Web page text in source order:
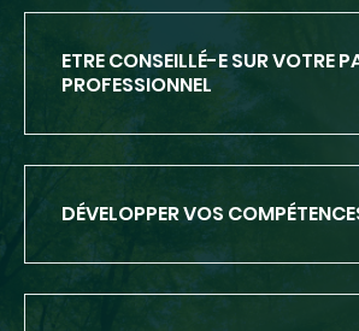
ETRE CONSEILLÉ-E SUR VOTRE
PROFESSIONNEL
ETRE
SUR
VOTRE
PROFESSIONNEL
DÉVELOPPER VOS
DÉVELOPPER